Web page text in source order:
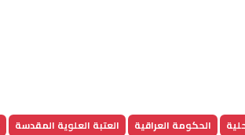
الحكومة العراقية العتبة العلوية المقدسة